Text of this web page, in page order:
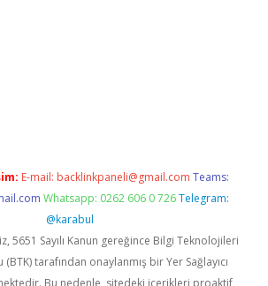
E-mail: backlinkpaneli@gmail.com Teams:
Whatsapp: 0262 606 0 726 Telegram:
@karabul
5651 Sayılı Kanun gereğince Bilgi Teknolojileri
tarafından onaylanmış bir Yer Sağlayıcı
Bu nedenle, sitedeki içerikleri proaktif